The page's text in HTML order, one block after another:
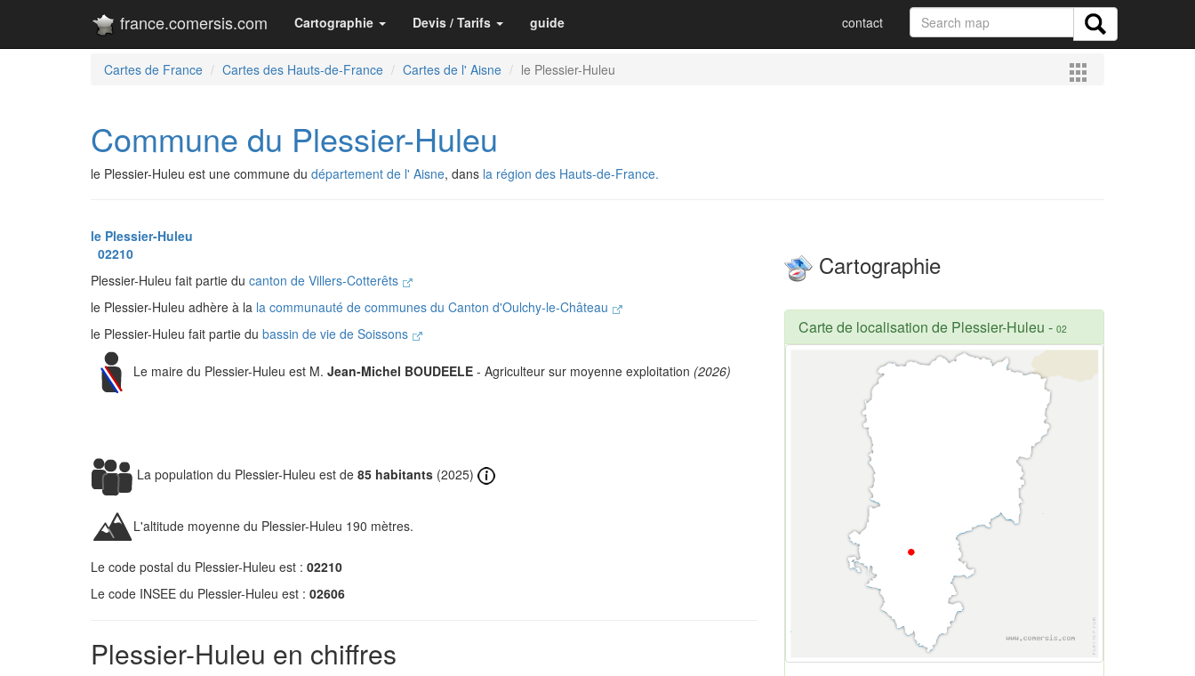
france.comersis.com Cartographie Devis / Tarifs guide contact
Cartes de France Cartes des Hauts-de-France Cartes de l' Aisne le Plessier-Huleu
Commune du Plessier-Huleu
le Plessier-Huleu est une commune du département de l' Aisne, dans la région des Hauts-de-France.
le Plessier-Huleu
02210
Plessier-Huleu fait partie du canton de Villers-Cotterêts
le Plessier-Huleu adhère à la la communauté de communes du Canton d'Oulchy-le-Château
le Plessier-Huleu fait partie du bassin de vie de Soissons
Le maire du Plessier-Huleu est M. Jean-Michel BOUDEELE - Agriculteur sur moyenne exploitation (2026)
La population du Plessier-Huleu est de 85 habitants (2025)
L'altitude moyenne du Plessier-Huleu 190 mètres.
Le code postal du Plessier-Huleu est : 02210
Le code INSEE du Plessier-Huleu est : 02606
Plessier-Huleu en chiffres
Cartographie
Carte de localisation de Plessier-Huleu - 02